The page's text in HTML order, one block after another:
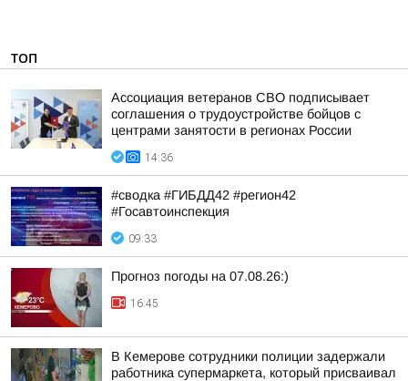
ТОП
Ассоциация ветеранов СВО подписывает
соглашения о трудоустройстве бойцов с
центрами занятости в регионах России
14:36
#сводка #ГИБДД42 #регион42
#Госавтоинспекция
09:33
Прогноз погоды на 07.08.26:)
16:45
В Кемерове сотрудники полиции задержали
работника супермаркета, который присваивал